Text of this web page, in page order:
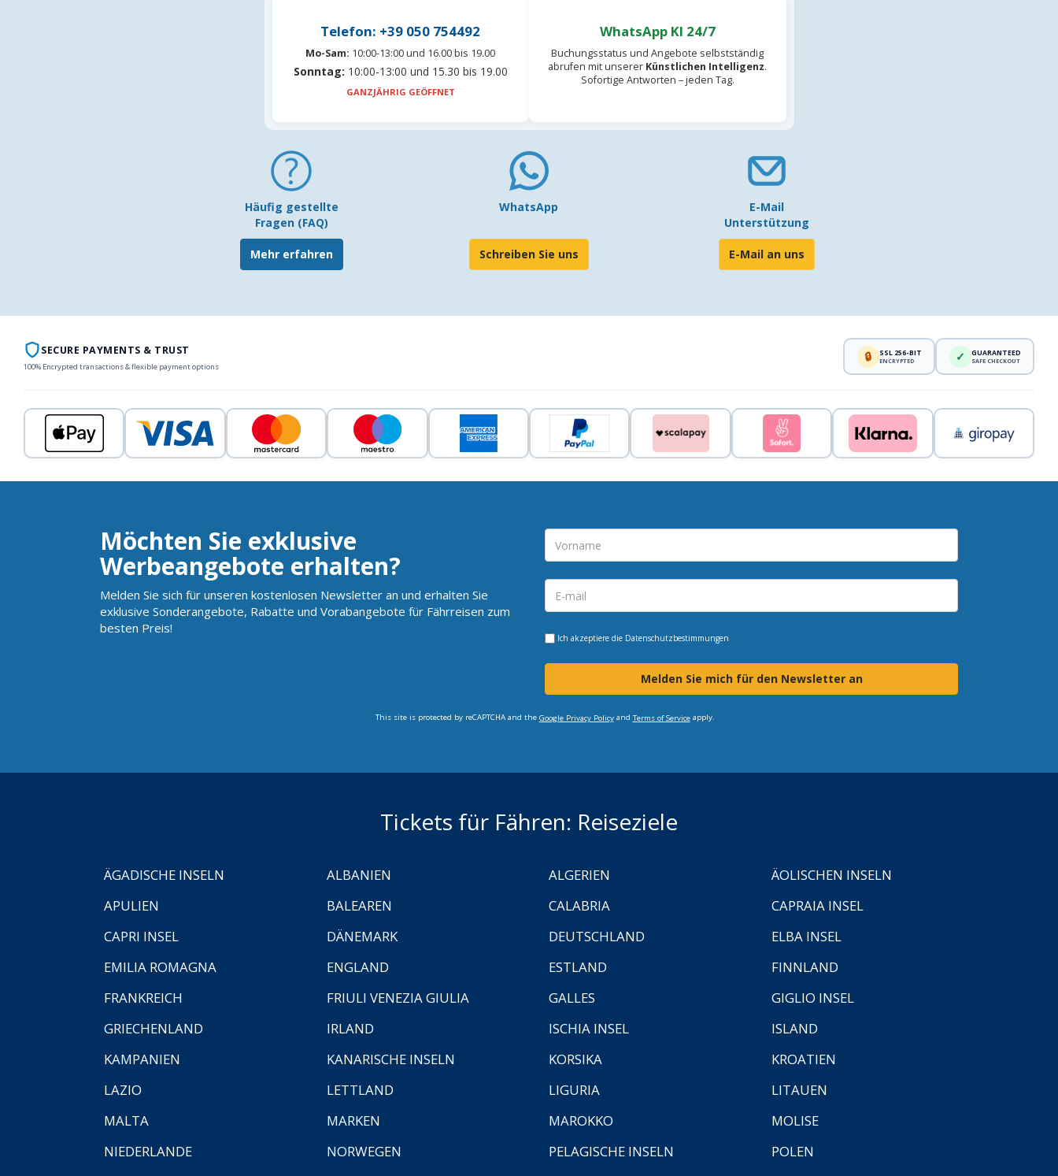
Telefon: +39 050 754492
Mo-Sam: 10:00-13:00 und 16.00 bis 19.00
Sonntag: 10:00-13:00 und 15.30 bis 19.00
GANZJÄHRIG GEÖFFNET
WhatsApp KI 24/7
Buchungsstatus und Angebote selbstständig
abrufen mit unserer Künstlichen Intelligenz.
Sofortige Antworten – jeden Tag.
Häufig gestellte
Fragen (FAQ)
Mehr erfahren
WhatsApp
Schreiben Sie uns
E-Mail
Unterstützung
E-Mail an uns
SECURE PAYMENTS & TRUST
100% Encrypted transactions & flexible payment options
🔒 SSL 256-BIT
ENCRYPTED ✓ GUARANTEED
SAFE CHECKOUT
Möchten Sie exklusive
Werbeangebote erhalten?
Melden Sie sich für unseren kostenlosen Newsletter an und erhalten Sie
exklusive Sonderangebote, Rabatte und Vorabangebote für Fährreisen zum
besten Preis!
Ich akzeptiere die Datenschutzbestimmungen
Melden Sie mich für den Newsletter an
This site is protected by reCAPTCHA and the Google Privacy Policyand Terms of Serviceapply.
Tickets für Fähren: Reiseziele
ÄGADISCHE INSELN ALBANIEN ALGERIEN
ÄOLISCHEN INSELN
APULIEN
BALEAREN CALABRIA
CAPRAIA INSEL
CAPRI INSEL
DÄNEMARK DEUTSCHLAND
ELBA INSEL
EMILIA ROMAGNA
ENGLAND ESTLAND
FINNLAND
FRANKREICH
FRIULI VENEZIA GIULIA GALLES
GIGLIO INSEL
GRIECHENLAND
IRLAND ISCHIA INSEL
ISLAND
KAMPANIEN
KANARISCHE INSELN KORSIKA
KROATIEN
LAZIO
LETTLAND LIGURIA
LITAUEN
MALTA
MARKEN MAROKKO
MOLISE
NIEDERLANDE
NORWEGEN PELAGISCHE INSELN
POLEN